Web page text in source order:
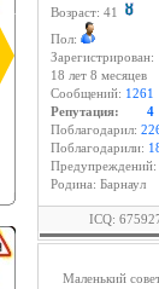
Возраст: 41
Пол:
Зарегистрирован:
18 лет 8 месяцев
Сообщений: 1261
Репутация: 4
Поблагодарил:
Поблагодарили:
Предупреждений:
Родина: Барнаул
ICQ:
Маленький